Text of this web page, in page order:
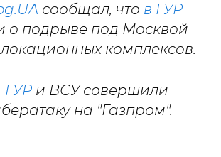
сообщал, что в ГУР
о подрыве под Москвой
комплексов.
ГУР и ВСУ совершили
на "Газпром".